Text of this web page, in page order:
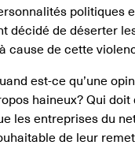
politiques
décidé de déserter
cause de cette
est-ce qu’une
haineux? Qui
les entreprises du
de leur